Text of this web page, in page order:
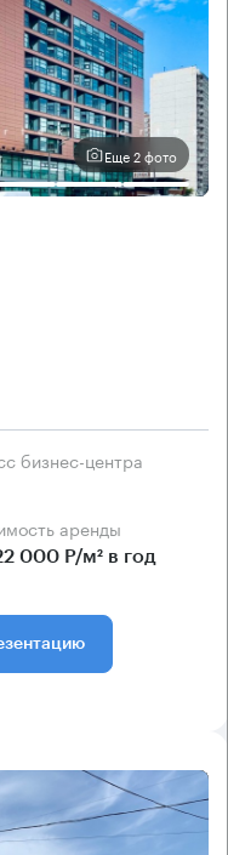
Еще 2 фото
бизнес-центра
аренды
000 Р/м² в год